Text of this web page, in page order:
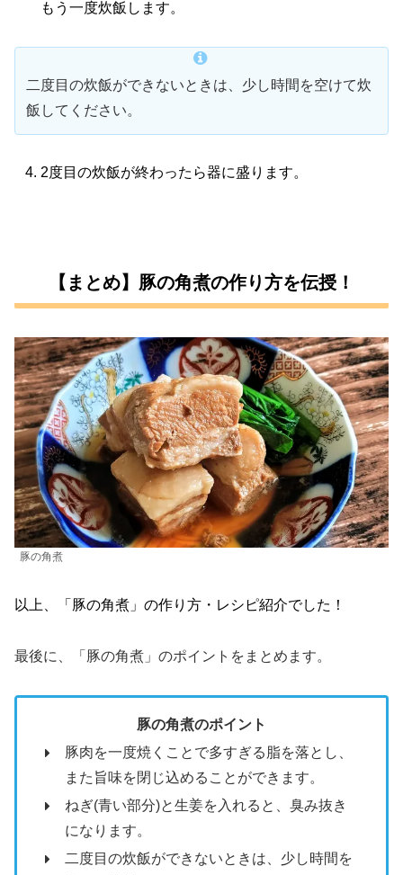
もう一度炊飯します。
二度目の炊飯ができないときは、少し時間を空けて炊
飯してください。
2度目の炊飯が終わったら器に盛ります。
【まとめ】豚の角煮の作り方を伝授！
豚の角煮
以上、「豚の角煮」の作り方・レシピ紹介でした！
最後に、「豚の角煮」のポイントをまとめます。
豚の角煮のポイント
豚肉を一度焼くことで多すぎる脂を落とし、
また旨味を閉じ込めることができます。
ねぎ(青い部分)と生姜を入れると、臭み抜き
になります。
二度目の炊飯ができないときは、少し時間を